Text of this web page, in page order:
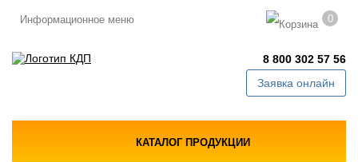
Информационное меню 0
8 800 302 57 56
Заявка онлайн
КАТАЛОГ ПРОДУКЦИИ